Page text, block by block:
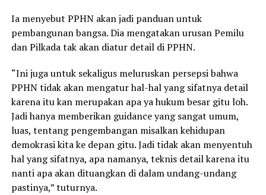
Ia menyebut PPHN akan jadi panduan untuk
pembangunan bangsa. Dia mengatakan urusan Pemilu
dan Pilkada tak akan diatur detail di PPHN.
“Ini juga untuk sekaligus meluruskan persepsi bahwa
PPHN tidak akan mengatur hal-hal yang sifatnya detail
karena itu kan merupakan apa ya hukum besar gitu loh.
Jadi hanya memberikan guidance yang sangat umum,
luas, tentang pengembangan misalkan kehidupan
demokrasi kita ke depan gitu. Jadi tidak akan menyentuh
hal yang sifatnya, apa namanya, teknis detail karena itu
nanti apa akan dituangkan di dalam undang-undang
pastinya,” tuturnya.